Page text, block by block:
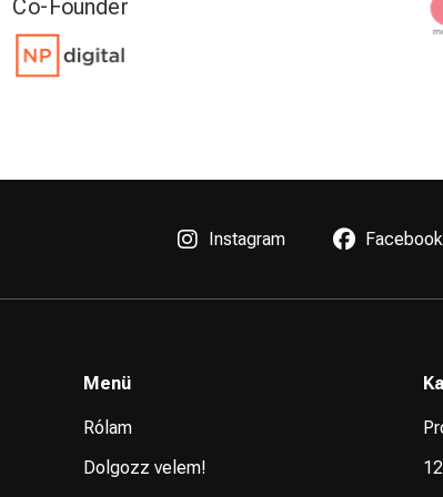
CMO
Instagram Facebook
Menü
Rólam
Dolgozz velem!